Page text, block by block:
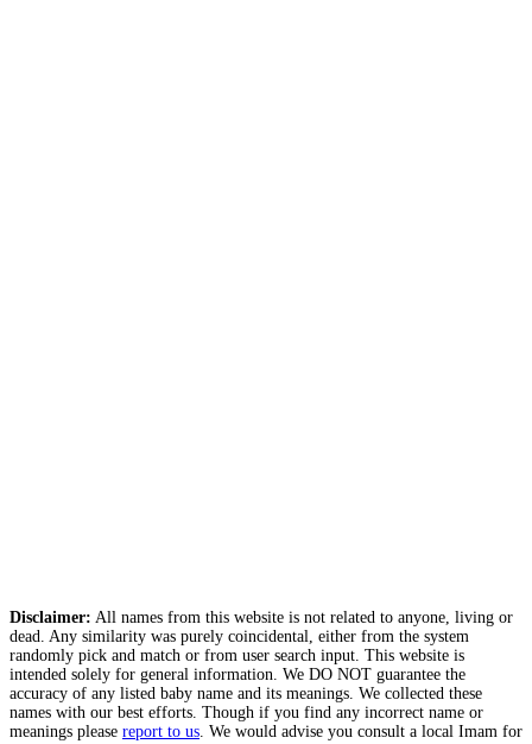
Disclaimer: All names from this website is not related to anyone, living or
dead. Any similarity was purely coincidental, either from the system
randomly pick and match or from user search input. This website is
intended solely for general information. We DO NOT guarantee the
accuracy of any listed baby name and its meanings. We collected these
names with our best efforts. Though if you find any incorrect name or
meanings please report to us . We would advise you consult a local Imam for